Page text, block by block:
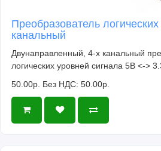
Преобразователь
канальный
Двунаправленный, 4-х канальный
логических уровней сигнала 5В <->
50.00р. Без НДС: 50.00р.